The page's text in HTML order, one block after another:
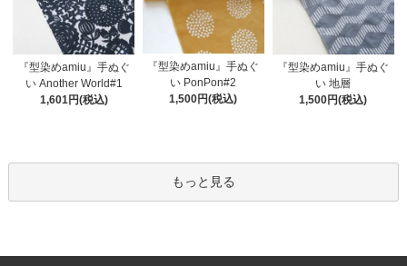
『型染めamiu』手ぬぐ
い Another World#1
1,601円(税込)
『型染めamiu』手ぬぐ
い PonPon#2
1,500円(税込)
『型染めamiu』手ぬぐ
い 地層
1,500円(税込)
もっと見る